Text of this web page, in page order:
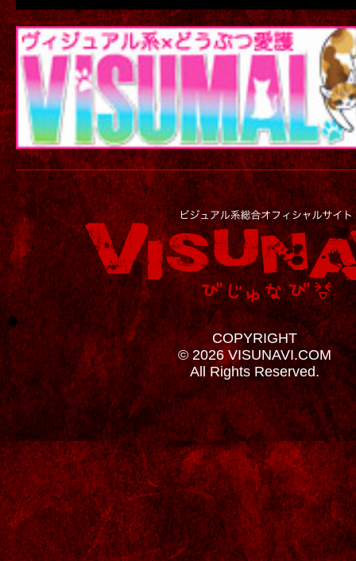
COPYRIGHT
© 2026 VISUNAVI.COM
All Rights Reserved.